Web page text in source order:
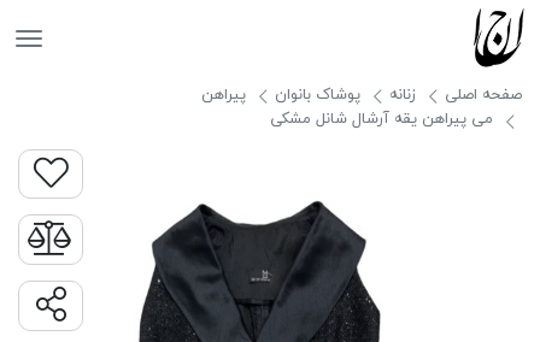
صفحه اصلی زنانه پوشاک بانوان
پیراهن
می پیراهن یقه آرشال شانل مشکی